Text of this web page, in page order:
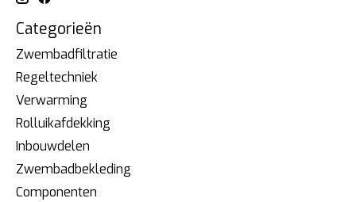
Categorieën
Zwembadfiltratie
Regeltechniek
Verwarming
Rolluikafdekking
Inbouwdelen
Zwembadbekleding
Componenten